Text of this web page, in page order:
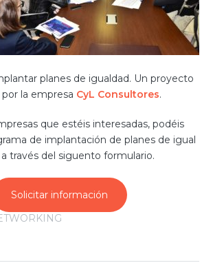
planes de igualdad. Un proyecto
la empresa CyL Consultores.
que estéis interesadas, podéis
de implantación de planes de igual
través del siguento formulario.
Solicitar información